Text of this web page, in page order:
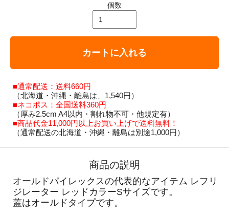
個数
カートに入れる
■通常配送：送料660円
（北海道・沖縄・離島は、1,540円）
■ネコポス：全国送料360円
（厚み2.5cm A4以内・割れ物不可・他規定有）
■商品代金11,000円以上お買い上げで送料無料！
（通常配送の北海道・沖縄・離島は別途1,000円）
商品の説明
オールドパイレックスの代表的なアイテム レフリ
ジレーター レッドカラーSサイズです。
蓋はオールドタイプです。